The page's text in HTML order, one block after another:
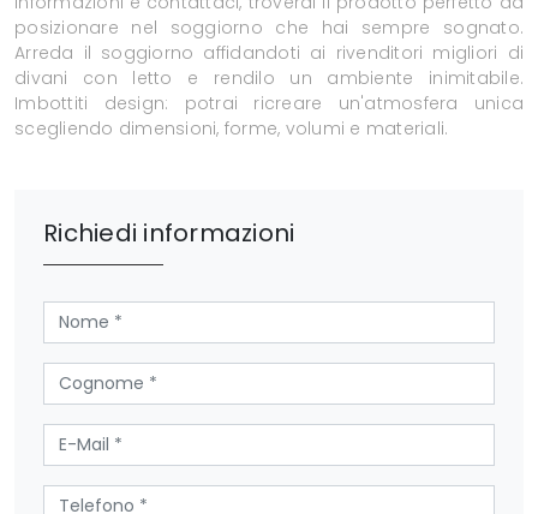
posizionare nel soggiorno che hai sempre sognato.
Arreda il soggiorno affidandoti ai rivenditori migliori di
divani con letto e rendilo un ambiente inimitabile.
Imbottiti design: potrai ricreare un'atmosfera unica
scegliendo dimensioni, forme, volumi e materiali.
Richiedi informazioni